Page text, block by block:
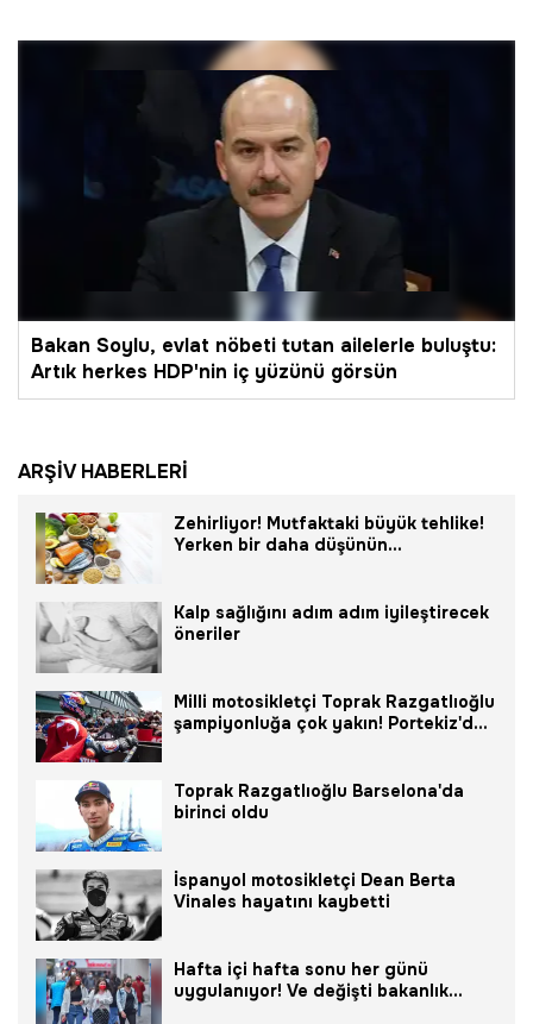
Bakan Soylu, evlat nöbeti tutan ailelerle buluştu:
Artık herkes HDP'nin iç yüzünü görsün
ARŞİV HABERLERİ
Zehirliyor! Mutfaktaki büyük tehlike!
Yerken bir daha düşünün...
Kalp sağlığını adım adım iyileştirecek
öneriler
Milli motosikletçi Toprak Razgatlıoğlu
şampiyonluğa çok yakın! Portekiz'de
Toprak Razgatlıoğlu Barselona'da
birinci oldu
İspanyol motosikletçi Dean Berta
Vinales hayatını kaybetti
Hafta içi hafta sonu her günü
uygulanıyor! Ve değişti bakanlık